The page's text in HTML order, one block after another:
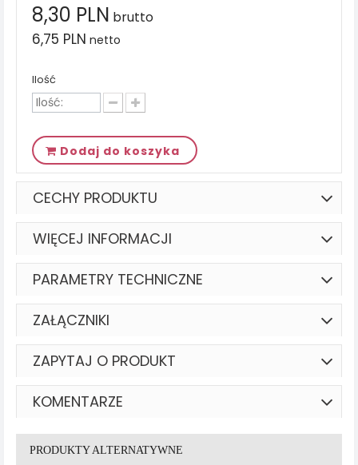
8,30 PLN brutto
6,75 PLN netto
Ilość
Dodaj do koszyka
CECHY PRODUKTU
WIĘCEJ INFORMACJI
PARAMETRY TECHNICZNE
ZAŁĄCZNIKI
ZAPYTAJ O PRODUKT
KOMENTARZE
PRODUKTY ALTERNATYWNE